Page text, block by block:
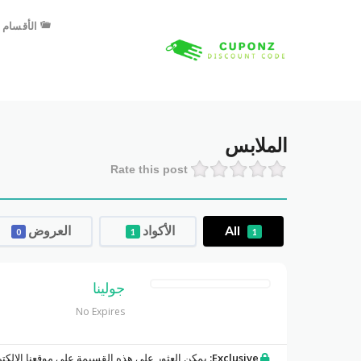
الأقسام
الملابس
Rate this post
All 1 الأكواد 1 العروض 0
جولينا
No Expires
Exclusive: يمكن العثور على هذه القسيمة على موقعنا